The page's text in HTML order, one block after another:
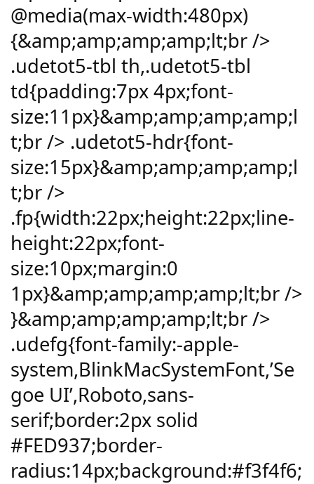
@media(max-width:480px)
{&amp;amp;amp;amp;lt;br />
.udetot5-tbl th,.udetot5-tbl
td{padding:7px 4px;font-
size:11px}&amp;amp;amp;amp;l
t;br /> .udetot5-hdr{font-
size:15px}&amp;amp;amp;amp;l
t;br />
.fp{width:22px;height:22px;line-
height:22px;font-
size:10px;margin:0
1px}&amp;amp;amp;amp;lt;br />
}&amp;amp;amp;amp;lt;br />
.udefg{font-family:-apple-
system,BlinkMacSystemFont,’Se
goe UI’,Roboto,sans-
serif;border:2px solid
#FED937;border-
radius:14px;background:#f3f4f6;